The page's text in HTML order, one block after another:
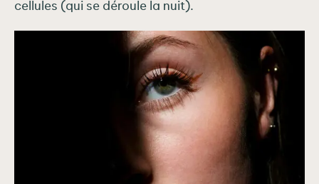
cellules (qui se déroule la nuit).